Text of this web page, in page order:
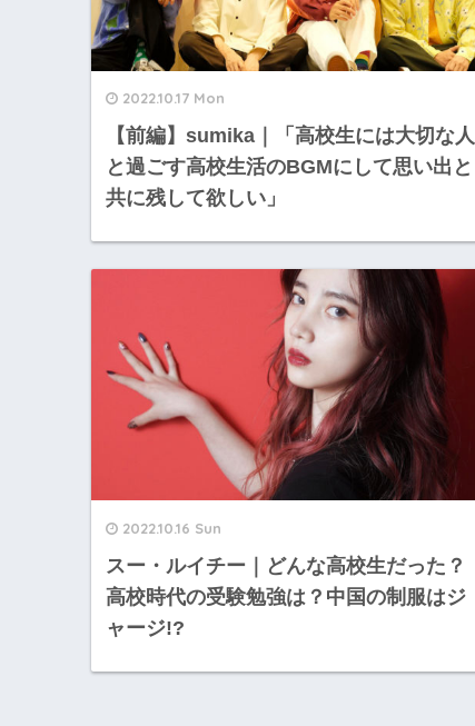
2022.10.17 Mon
【前編】sumika｜「高校生には大切な人
と過ごす高校生活のBGMにして思い出と
共に残して欲しい」
2022.10.16 Sun
スー・ルイチー｜どんな高校生だった？
高校時代の受験勉強は？中国の制服はジ
ャージ!?